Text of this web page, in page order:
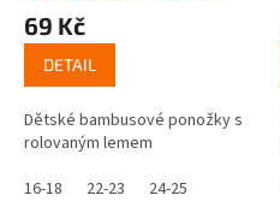
lemem
69 Kč
DETAIL
Dětské bambusové ponožky s
rolovaným lemem
16-18
22-23 24-25